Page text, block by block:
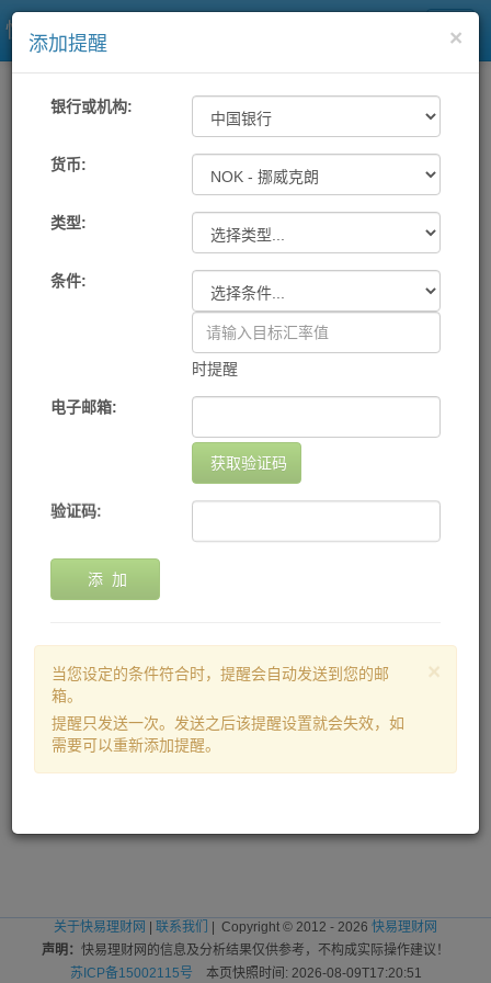
快易理财网
一站式汇率 工具 汇率提醒
各大银行及中国银联汇率提醒
机构 提醒条件 提醒方式 删除
×
添加提醒
银行或机构:
货币:
类型:
条件:
时提醒
电子邮箱:
获取验证码
验证码:
添 加
×
当您设定的条件符合时，提醒会自动发送到您的邮
箱。
提醒只发送一次。发送之后该提醒设置就会失效，如
需要可以重新添加提醒。
关于快易理财网 联系我们 | Copyright © 2012 - 2026 快易理财网
声明： 快易理财网的信息及分析结果仅供参考，不构成实际操作建议！
苏ICP备15002115号 本页快照时间: 2026-08-09T17:20:51